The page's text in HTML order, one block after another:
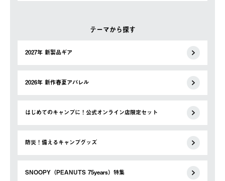
テーマから探す
2027年 新製品ギア
2026年 新作春夏アパレル
はじめてのキャンプに！公式オンライン店限定セット
防災！備えるキャンプグッズ
SNOOPY（PEANUTS 75years）特集